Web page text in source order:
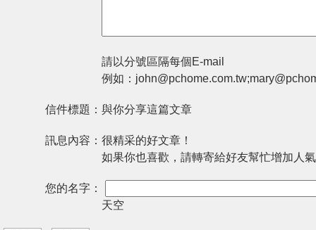
請以分號區隔每個E-mail
例如：
信件標題： 與你分享這篇文章
訊息內容： 很精采的好文章！
如果你也喜歡，請轉寄給好友幫忙增加人
您的名字：
天空